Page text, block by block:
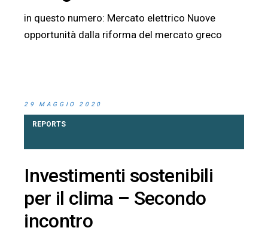
in questo numero: Mercato elettrico Nuove
opportunità dalla riforma del mercato greco
29 MAGGIO 2020
REPORTS
Investimenti sostenibili
per il clima – Secondo
incontro